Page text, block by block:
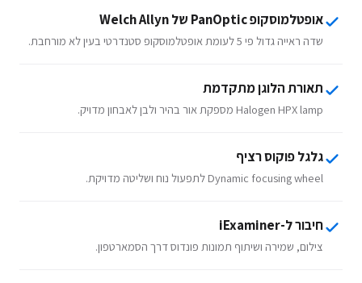
אופטלמוסקופ PanOptic של Welch Allyn
שדה ראייה גדול פי 5 לעומת אופטלמוסקופ סטנדרטי בעין לא מורחבת.
תאורת הלוגן מתקדמת
Halogen HPX lamp מספקת אור בהיר ולבן לאבחון מדויק.
גלגל פוקוס רציף
Dynamic focusing wheel לתפעול נוח ושליטה מדויקת.
חיבור ל-iExaminer
צילום, שמירה ושיתוף תמונות פונדוס דרך הסמארטפון.